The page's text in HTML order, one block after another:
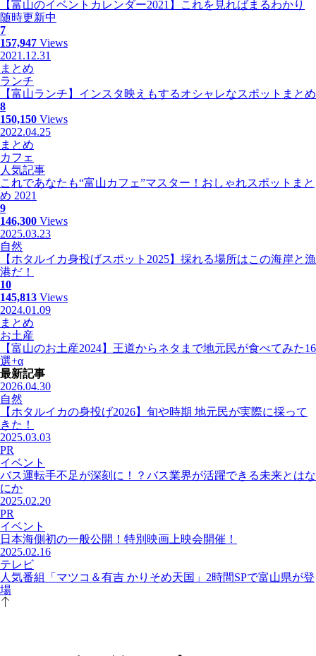
【富山のイベントカレンダー2021】これを見ればまるわかり
随時更新中
7
157,947 Views
2021.12.31
まとめ
ランチ
【富山ランチ】インスタ映えもするオシャレなスポットまとめ
8
150,150 Views
2022.04.25
まとめ
カフェ
人気記事
これであなたも“富山カフェ”マスター！おしゃれスポットまと
め 2021
9
146,300 Views
2025.03.23
自然
【ホタルイカ身投げスポット2025】採れる場所はこの海岸と漁
港だ！
10
145,813 Views
2024.01.09
まとめ
お土産
【富山のお土産2024】王道からネタまで地元民が食べてみた16
選+α
最新記事
2026.04.30
自然
【ホタルイカの身投げ2026】旬や時期 地元民が実際に採って
きた！
2025.03.03
PR
イベント
バス運転手不足が深刻に！？バス業界が活躍できる未来とはな
にか
2025.02.20
PR
イベント
日本海側初の一般公開！特別映画上映会開催！
2025.02.16
テレビ
人気番組「マツコ＆有吉 かりそめ天国」2時間SPで富山県が登
場